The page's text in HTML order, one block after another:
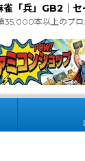
雀「兵」GB2｜
35,000本以上のプロ